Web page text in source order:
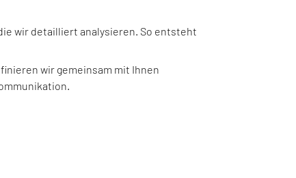
wir detailliert analysieren. So entsteht
wir gemeinsam mit Ihnen